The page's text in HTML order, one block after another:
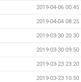
2019-04-06 00:45
2019-04-04 08:25
2019-03-30 20:30
2019-03-30 09:50
2019-03-23 23:20
2019-03-23 10:50